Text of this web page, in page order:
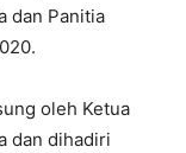
dan Panitia
oleh Ketua
dan dihadiri